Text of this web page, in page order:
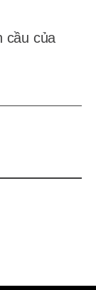
cầu của